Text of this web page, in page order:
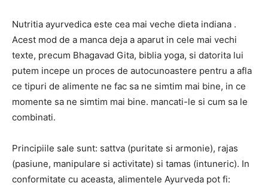
Nutritia ayurvedica este cea mai veche dieta indiana .
Acest mod de a manca deja a aparut in cele mai vechi
texte, precum Bhagavad Gita, biblia yoga, si datorita lui
putem incepe un proces de autocunoastere pentru a afla
ce tipuri de alimente ne fac sa ne simtim mai bine, in ce
momente sa ne simtim mai bine. mancati-le si cum sa le
combinati.
Principiile sale sunt: ​​sattva (puritate si armonie), rajas
(pasiune, manipulare si activitate) si tamas (intuneric). In
conformitate cu aceasta, alimentele Ayurveda pot fi: